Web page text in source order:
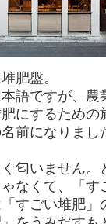
肥盤。
語ですが、
にするための
前になりま
匂いません
なくて、「す
すごい堆肥」